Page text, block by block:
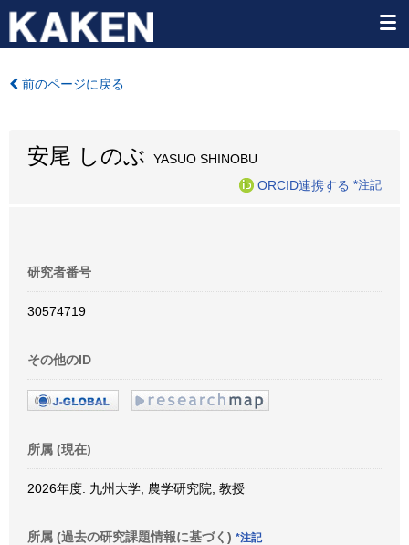
前のページに戻る
安尾 しのぶ
YASUO SHINOBU
ORCID連携する *注記
研究者番号
30574719
その他のID
所属 (現在)
2026年度: 九州大学, 農学研究院, 教授
所属 (過去の研究課題情報に基づく) *注記